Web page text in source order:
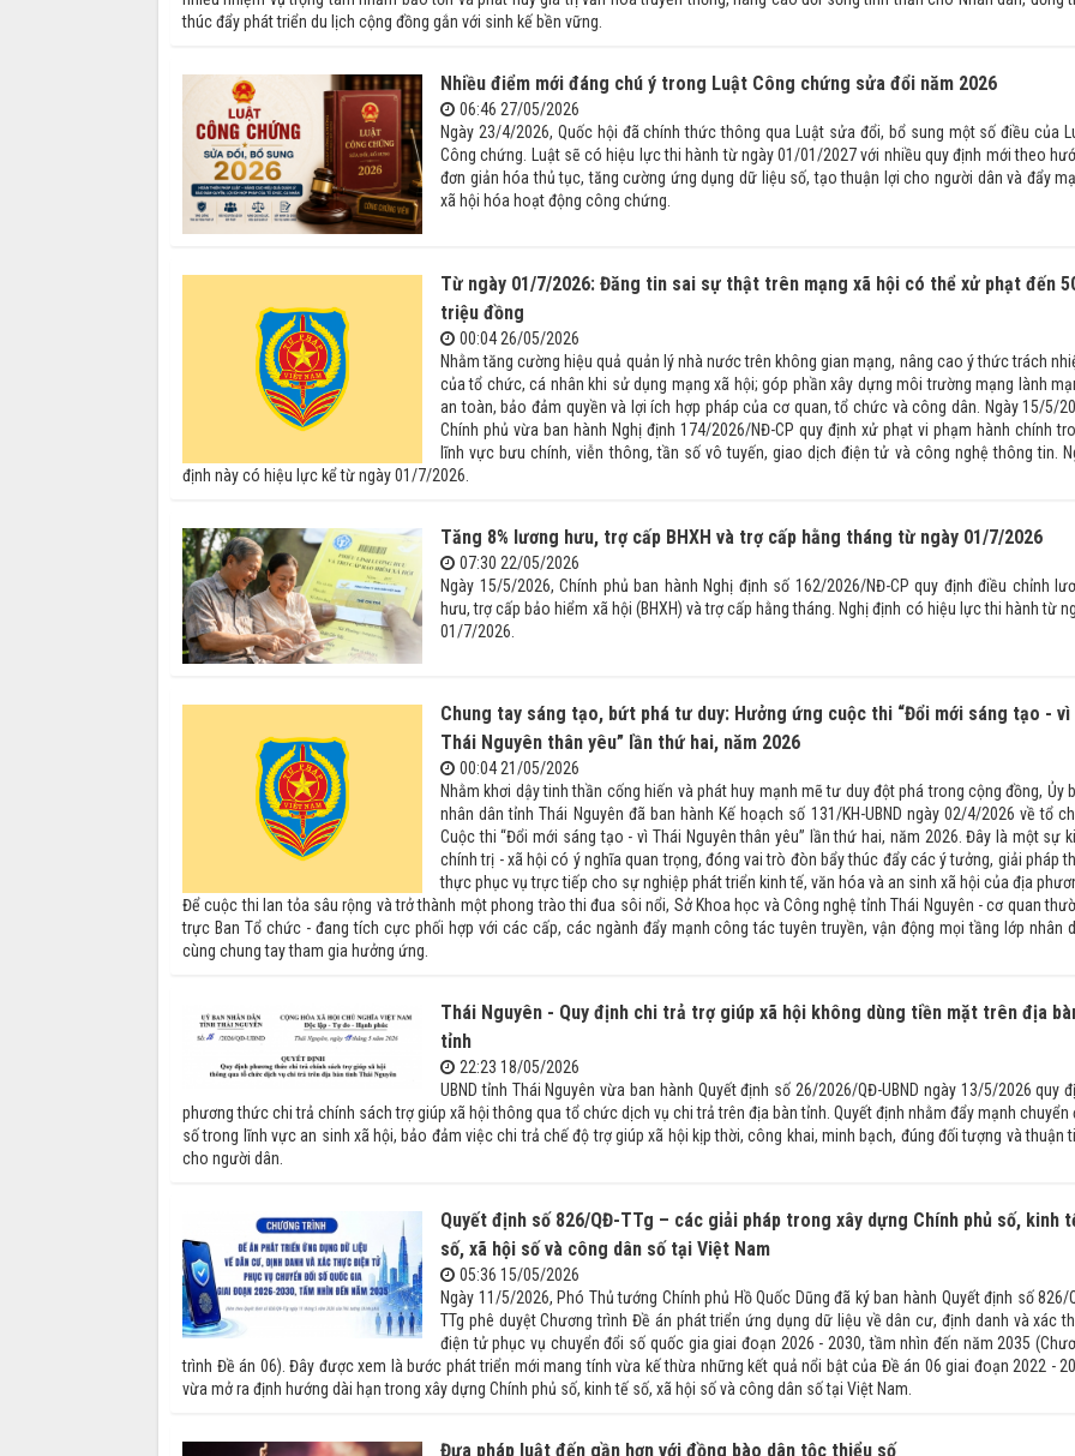
thúc đẩy phát triển du lịch cộng đồng gắn với sinh kế bền vững.
Nhiều điểm mới đáng chú ý trong Luật Công chứng sửa đổi năm 2026
06:46 27/05/2026
Ngày 23/4/2026, Quốc hội đã chính thức thông qua Luật sửa đổi, bổ sung một số điều của
Công chứng. Luật sẽ có hiệu lực thi hành từ ngày 01/01/2027 với nhiều quy định mới theo
đơn giản hóa thủ tục, tăng cường ứng dụng dữ liệu số, tạo thuận lợi cho người dân và đẩy
xã hội hóa hoạt động công chứng.
Từ ngày 01/7/2026: Đăng tin sai sự thật trên mạng xã hội có thể xử phạt đến
triệu đồng
00:04 26/05/2026
Nhằm tăng cường hiệu quả quản lý nhà nước trên không gian mạng, nâng cao ý thức trách
của tổ chức, cá nhân khi sử dụng mạng xã hội; góp phần xây dựng môi trường mạng lành
an toàn, bảo đảm quyền và lợi ích hợp pháp của cơ quan, tổ chức và công dân. Ngày 15/5/
Chính phủ vừa ban hành Nghị định 174/2026/NĐ-CP quy định xử phạt vi phạm hành chính
lĩnh vực bưu chính, viễn thông, tần số vô tuyến, giao dịch điện tử và công nghệ thông tin.
định này có hiệu lực kể từ ngày 01/7/2026.
Tăng 8% lương hưu, trợ cấp BHXH và trợ cấp hằng tháng từ ngày 01/7/2026
07:30 22/05/2026
Ngày 15/5/2026, Chính phủ ban hành Nghị định số 162/2026/NĐ-CP quy định điều chỉnh
hưu, trợ cấp bảo hiểm xã hội (BHXH) và trợ cấp hằng tháng. Nghị định có hiệu lực thi hành từ
01/7/2026.
Chung tay sáng tạo, bứt phá tư duy: Hưởng ứng cuộc thi “Đổi mới sáng tạo - vì
Thái Nguyên thân yêu” lần thứ hai, năm 2026
00:04 21/05/2026
Nhằm khơi dậy tinh thần cống hiến và phát huy mạnh mẽ tư duy đột phá trong cộng đồng, Ủy
nhân dân tỉnh Thái Nguyên đã ban hành Kế hoạch số 131/KH-UBND ngày 02/4/2026 về tổ
Cuộc thi “Đổi mới sáng tạo - vì Thái Nguyên thân yêu” lần thứ hai, năm 2026. Đây là một sự
chính trị - xã hội có ý nghĩa quan trọng, đóng vai trò đòn bẩy thúc đẩy các ý tưởng, giải pháp
thực phục vụ trực tiếp cho sự nghiệp phát triển kinh tế, văn hóa và an sinh xã hội của địa
Để cuộc thi lan tỏa sâu rộng và trở thành một phong trào thi đua sôi nổi, Sở Khoa học và Công nghệ tỉnh Thái Nguyên - cơ quan
trực Ban Tổ chức - đang tích cực phối hợp với các cấp, các ngành đẩy mạnh công tác tuyên truyền, vận động mọi tầng lớp nhân
cùng chung tay tham gia hưởng ứng.
Thái Nguyên - Quy định chi trả trợ giúp xã hội không dùng tiền mặt trên địa
tỉnh
22:23 18/05/2026
UBND tỉnh Thái Nguyên vừa ban hành Quyết định số 26/2026/QĐ-UBND ngày 13/5/2026 quy
phương thức chi trả chính sách trợ giúp xã hội thông qua tổ chức dịch vụ chi trả trên địa bàn tỉnh. Quyết định nhằm đẩy mạnh chuyển
số trong lĩnh vực an sinh xã hội, bảo đảm việc chi trả chế độ trợ giúp xã hội kịp thời, công khai, minh bạch, đúng đối tượng và thuận
cho người dân.
Quyết định số 826/QĐ-TTg – các giải pháp trong xây dựng Chính phủ số, kinh
số, xã hội số và công dân số tại Việt Nam
05:36 15/05/2026
Ngày 11/5/2026, Phó Thủ tướng Chính phủ Hồ Quốc Dũng đã ký ban hành Quyết định số 826/
TTg phê duyệt Chương trình Đề án phát triển ứng dụng dữ liệu về dân cư, định danh và xác
điện tử phục vụ chuyển đổi số quốc gia giai đoạn 2026 - 2030, tầm nhìn đến năm 2035
trình Đề án 06). Đây được xem là bước phát triển mới mang tính vừa kế thừa những kết quả nổi bật của Đề án 06 giai đoạn 2022 -
vừa mở ra định hướng dài hạn trong xây dựng Chính phủ số, kinh tế số, xã hội số và công dân số tại Việt Nam.
Đưa pháp luật đến gần hơn với đồng bào dân tộc thiểu số